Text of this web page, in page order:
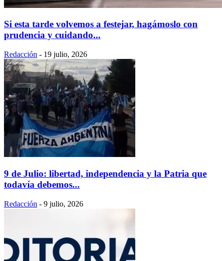
Si esta tarde volvemos a festejar, hagámoslo con
prudencia y cuidando...
Redacción - 19 julio, 2026
9 de Julio: libertad, independencia y la Patria que
todavía debemos...
Redacción - 9 julio, 2026